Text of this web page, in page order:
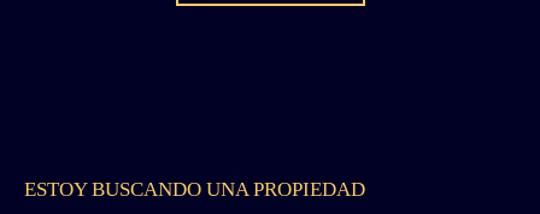
ESTOY BUSCANDO UNA PROPIEDAD